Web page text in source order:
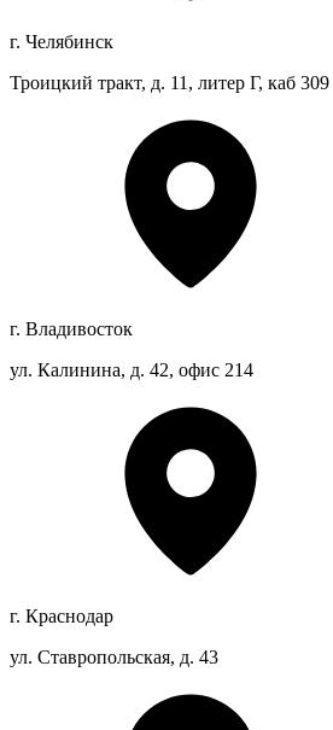
г. Челябинск
Троицкий тракт, д. 11, литер Г, каб 309
г. Владивосток
ул. Калинина, д. 42, офис 214
г. Краснодар
ул. Ставропольская, д. 43